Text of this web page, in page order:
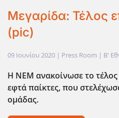
Μεγαρίδα: Τέλος
(pic)
09 Ιουνίου 2020 | Press Room | Β'
Η ΝΕΜ ανακοίνωσε το
εφτά παίκτες, που
ομάδας.